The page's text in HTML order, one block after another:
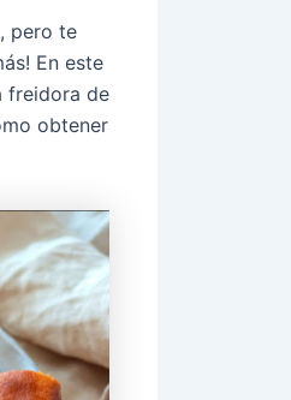
pero te
En este
freidora de
obtener